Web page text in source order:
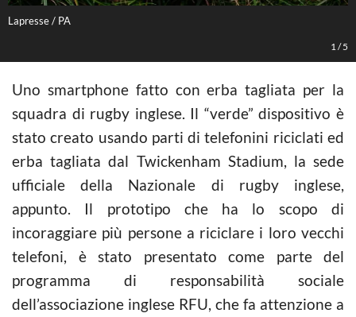
Lapresse / PA
1 /5
Uno smartphone fatto con erba tagliata per la
squadra di rugby inglese. Il “verde” dispositivo è
stato creato usando parti di telefonini riciclati ed
erba tagliata dal Twickenham Stadium, la sede
ufficiale della Nazionale di rugby inglese,
appunto. Il prototipo che ha lo scopo di
incoraggiare più persone a riciclare i loro vecchi
telefoni, è stato presentato come parte del
programma di responsabilità sociale
dell’associazione inglese RFU, che fa attenzione a